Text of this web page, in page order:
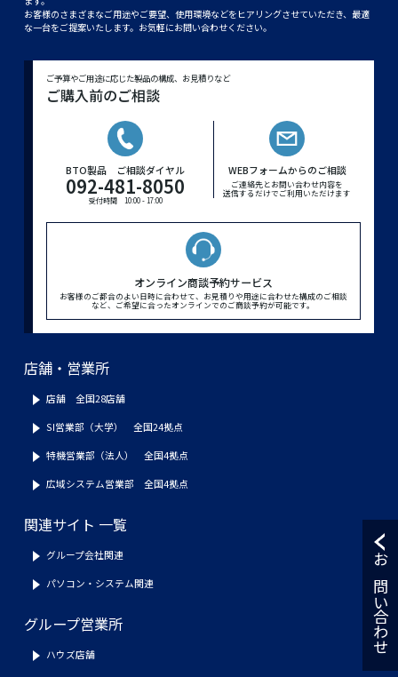
お客様のさまざまなご用途やご要望、使用環境などをヒアリングさせていただき、最適
な一台をご提案いたします。お気軽にお問い合わせください。
ご予算やご用途に応じた製品の構成、お見積りなど
ご購入前のご相談
BTO製品 ご相談ダイヤル
092-481-8050
受付時間 10:00 - 17:00
WEBフォームからのご相談
ご連絡先とお問い合わせ内容を
送信するだけでご利用いただけます
オンライン商談予約サービス
お客様のご都合のよい日時に合わせて、お見積りや用途に合わせた構成のご相談
など、ご希望に合ったオンラインでのご商談予約が可能です。
店舗・営業所
店舗 全国28店舗
SI営業部（大学） 全国24拠点
特機営業部（法人） 全国4拠点
広域システム営業部 全国4拠点
関連サイト 一覧
グループ会社関連
パソコン・システム関連
グループ営業所
ハウズ店舗
お問い合わせ